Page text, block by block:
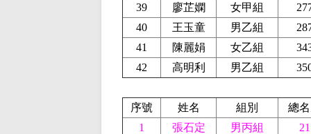
39
廖芷嫻 女甲組
40
王玉童 男乙組
41
陳麗娟 女乙組
42
高明利 男乙組
序號 姓名 組別
總
1
張石定 男丙組
21